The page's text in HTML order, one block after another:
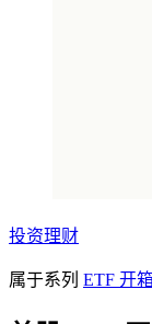
投资理财
属于系列 ETF 开